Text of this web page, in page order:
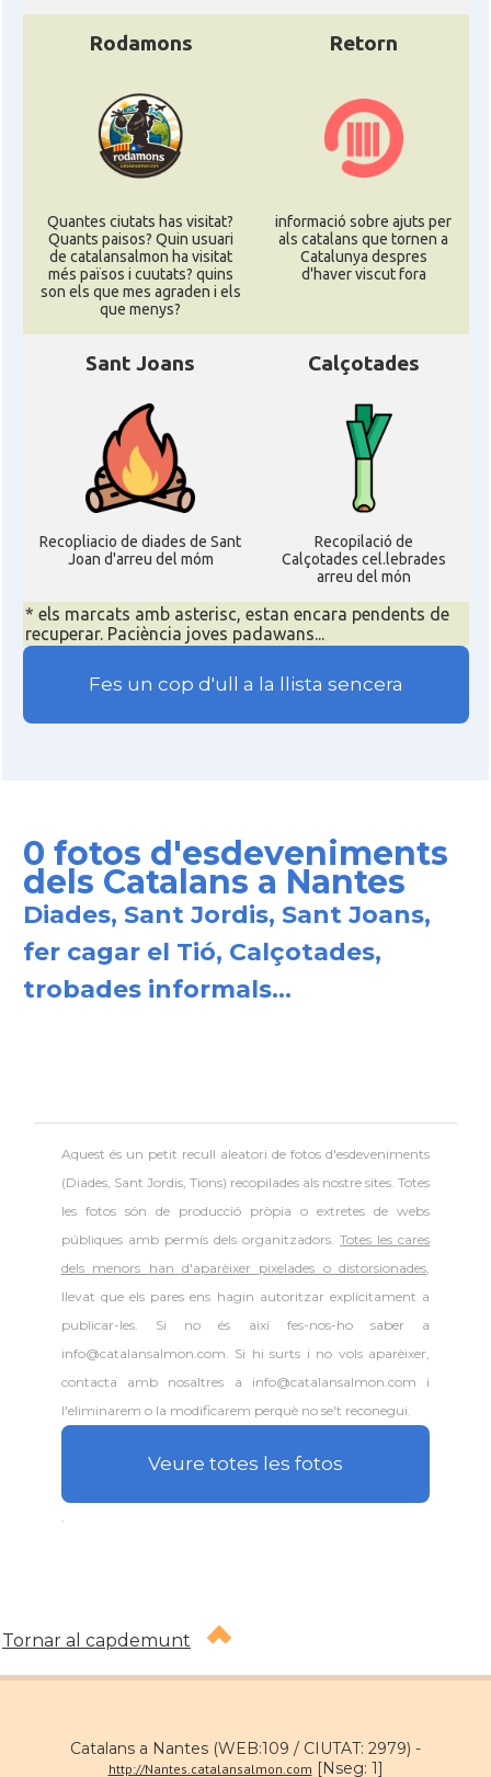
Rodamons
Quantes ciutats has visitat?
Quants paisos? Quin usuari
de catalansalmon ha visitat
més països i cuutats? quins
son els que mes agraden i els
que menys?
Retorn
informació sobre ajuts per
als catalans que tornen a
Catalunya despres
d'haver viscut fora
Sant Joans
Recopliacio de diades de Sant
Joan d'arreu del móm
Calçotades
Recopilació de
Calçotades cel.lebrades
arreu del món
* els marcats amb asterisc, estan encara pendents de
recuperar. Paciència joves padawans...
Fes un cop d'ull a la llista sencera
0 fotos d'esdeveniments
dels Catalans a Nantes
Diades, Sant Jordis, Sant Joans,
fer cagar el Tió, Calçotades,
trobades informals...
Aquest és un petit recull aleatori defotos d'esdeveniments
(Diades, Sant Jordis, Tions) recopilades als nostre sites. Totes
les fotos són de producció pròpia o extretes de webs
públiques amb permís dels organitzadors.Totes les cares
dels menors han d'aparèixer pixelades o distorsionades,
llevat que els pares ens hagin autoritzar explícitament a
publicar-les. Si no és així fes-nos-ho saber a
info@catalansalmon.com. Si hi surts i no vols aparèixer,
contacta amb nosaltres a info@catalansalmon.com i
l'eliminarem o la modificarem perquè no se't reconegui.
Veure totes les fotos
Tornar al capdemunt
Catalans a Nantes (WEB:109 / CIUTAT: 2979) -
http://Nantes.catalansalmon.com [Nseg: 1]